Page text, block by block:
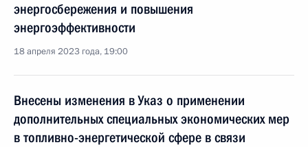
энергосбережения и повышения
энергоэффективности
18 апреля 2023 года, 19:00
Внесены изменения в Указ о применении
дополнительных специальных экономических мер
в топливно-энергетической сфере в связи